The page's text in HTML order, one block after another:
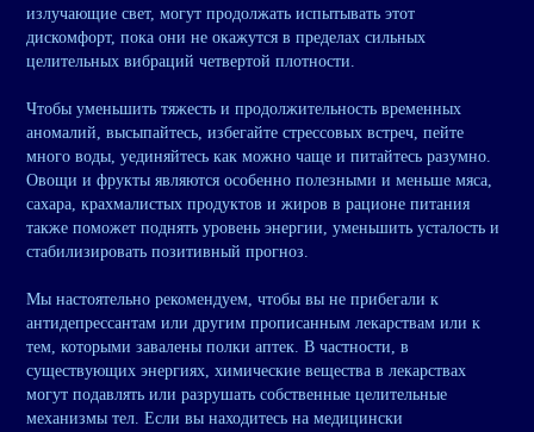
излучающие свет, могут продолжать испытывать этот
дискомфорт, пока они не окажутся в пределах сильных
целительных вибраций четвертой плотности.
Чтобы уменьшить тяжесть и продолжительность временных
аномалий, высыпайтесь, избегайте стрессовых встреч, пейте
много воды, уединяйтесь как можно чаще и питайтесь разумно.
Овощи и фрукты являются особенно полезными и меньше мяса,
сахара, крахмалистых продуктов и жиров в рационе питания
также поможет поднять уровень энергии, уменьшить усталость и
стабилизировать позитивный прогноз.
Мы настоятельно рекомендуем, чтобы вы не прибегали к
антидепрессантам или другим прописанным лекарствам или к
тем, которыми завалены полки аптек. В частности, в
существующих энергиях, химические вещества в лекарствах
могут подавлять или разрушать собственные целительные
механизмы тел. Если вы находитесь на медицински